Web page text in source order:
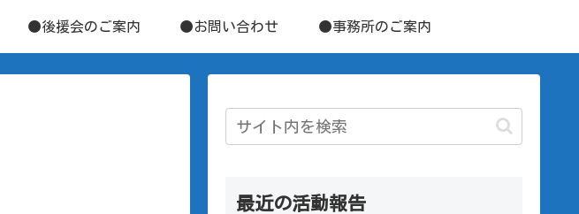
●後援会のご案内 ●お問い合わせ ●事務所のご案内
最近の活動報告